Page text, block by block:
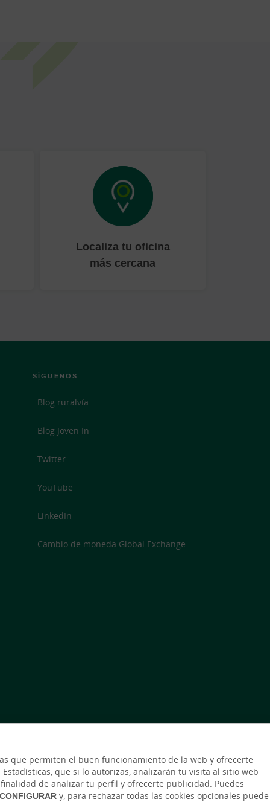
que permiten el buen funcionamiento de la web y ofrecerte
que si lo autorizas, analizarán tu visita al sitio web
de analizar tu perfil y ofrecerte publicidad. Puedes
CONFIGURARy, para rechazar todas las cookies opcionales puede
Localiza tu oficina
más cercana
SÍGUENOS
Blog ruralvía
Blog Joven In
Twitter
YouTube
LinkedIn
Cambio de moneda Global Exchange